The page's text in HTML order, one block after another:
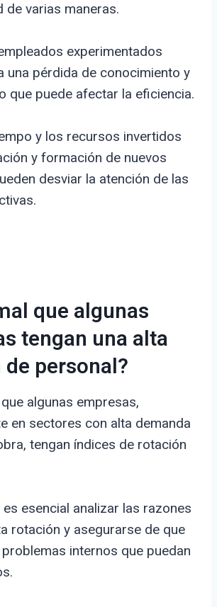
de varias maneras.
experimentados
una pérdida de conocimiento y
que puede afectar la eficiencia.
y los recursos invertidos
y formación de nuevos
desviar la atención de las
que algunas
tengan una alta
personal?
algunas empresas,
en sectores con alta demanda
tengan índices de rotación
esencial analizar las razones
rotación y asegurarse de que
internos que puedan